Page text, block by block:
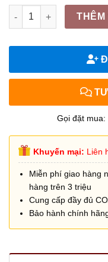
Keo nến quantity
THÊM
Gọi đặt mua:
Khuyến mại: Liên
Miễn phí giao hàng
hàng trên 3 triệu
Cung cấp đầy đủ
Bảo hành chính